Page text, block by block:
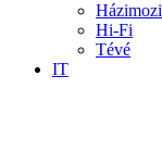
Házimozi
Hi-Fi
Tévé
IT